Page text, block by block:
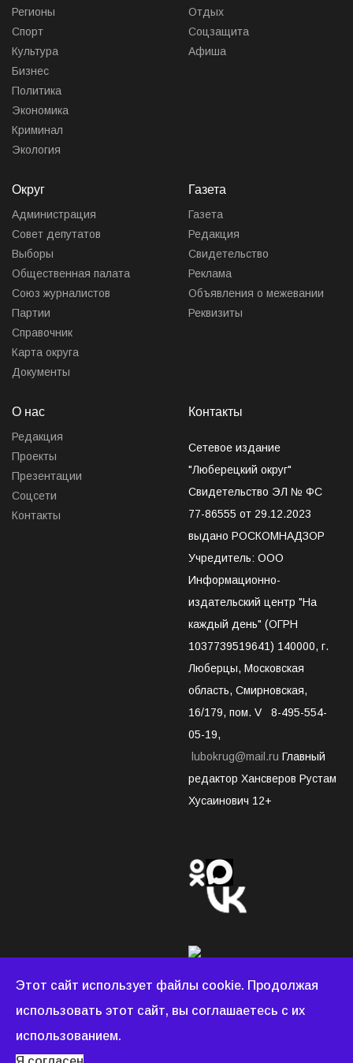
Регионы
Спорт
Культура
Бизнес
Политика
Экономика
Криминал
Экология
Отдых
Соцзащита
Афиша
Округ
Администрация
Совет депутатов
Выборы
Общественная палата
Союз журналистов
Партии
Справочник
Карта округа
Документы
Газета
Газета
Редакция
Свидетельство
Реклама
Объявления о межевании
Реквизиты
О нас
Редакция
Проекты
Презентации
Соцсети
Контакты
Контакты
Сетевое издание
"Люберецкий округ"
Свидетельство ЭЛ № ФС
77-86555 от 29.12.2023
выдано РОСКОМНАДЗОР
Учредитель: ООО
Информационно-
издательский центр "На
каждый день" (ОГРН
1037739519641) 140000, г.
Люберцы, Московская
область, Смирновская,
16/179, пом. V 8-495-554-
05-19,
lubokrug@mail.ru Главный
редактор Хансверов Рустам
Хусаинович 12+
Люберецкий округ © 2022 - 2026 Все права защищены.
Этот сайт использует файлы cookie. Продолжая
использовать этот сайт, вы соглашаетесь с их
использованием.